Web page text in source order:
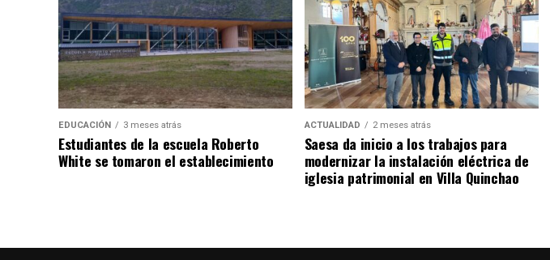
EDUCACIÓN 3 meses atrás
Estudiantes de la escuela Roberto
White se tomaron el establecimiento
ACTUALIDAD 2 meses atrás
Saesa da inicio a los trabajos para
modernizar la instalación eléctrica de
iglesia patrimonial en Villa Quinchao